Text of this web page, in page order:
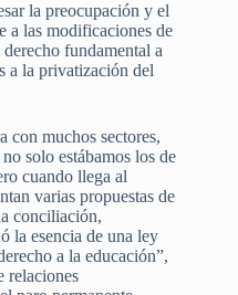
la preocupación y el
a las modificaciones de
fundamental a
a la privatización del
con muchos sectores,
solo estábamos los de
cuando llega al
varias propuestas de
conciliación,
la esencia de una ley
a la educación”,
relaciones